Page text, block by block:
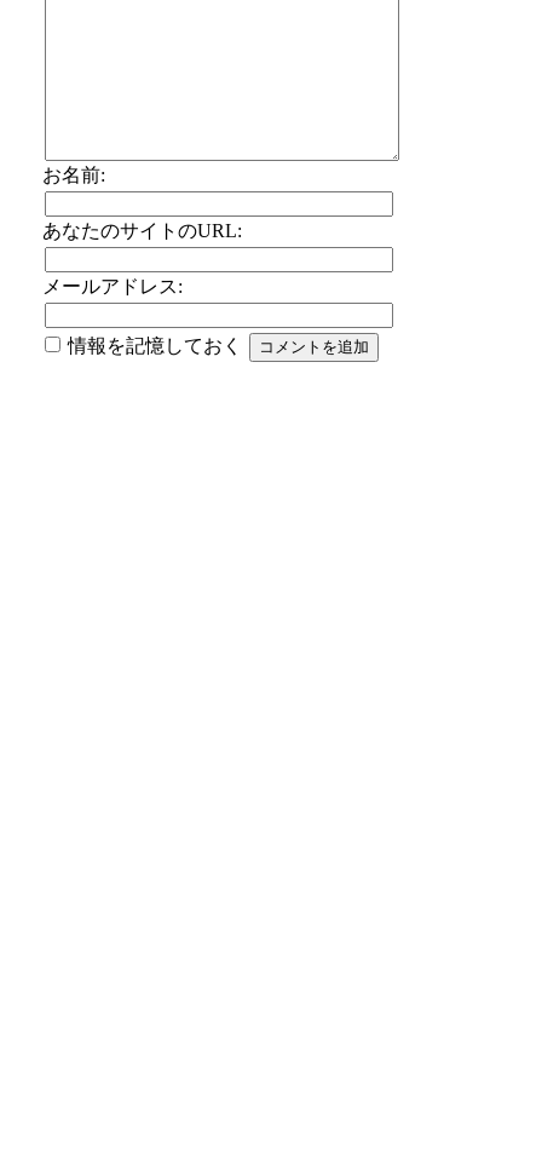
お名前:
あなたのサイトのURL:
メールアドレス:
情報を記憶しておく